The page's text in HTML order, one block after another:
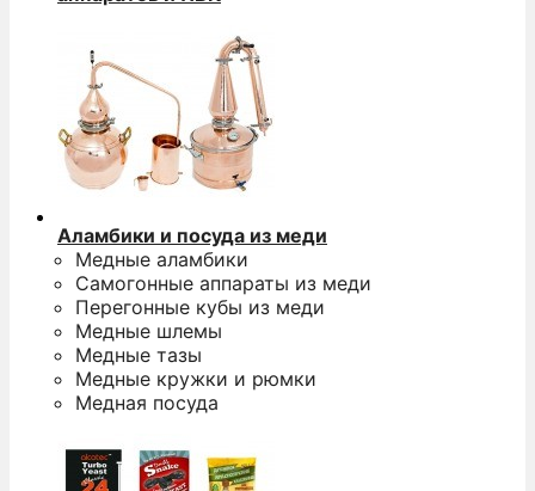
Аламбики и посуда из меди
Медные аламбики
Самогонные аппараты из меди
Перегонные кубы из меди
Медные шлемы
Медные тазы
Медные кружки и рюмки
Медная посуда